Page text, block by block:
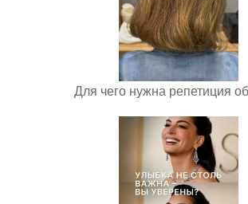
Для чего нужна репетиция